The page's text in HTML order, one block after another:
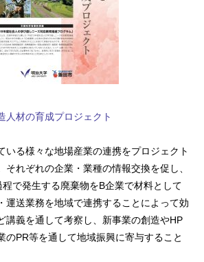
人材の育成プロジェクト
る様々な地場産業の連携をプロジェクト
それぞれの企業・業種の情報交換を促し、
で発生する廃棄物をB企業で材料として
運送業務を地域で連携することによって効
講義を通して考察し、新事業の創造やHP
のPR等を通して地域振興に寄与すること